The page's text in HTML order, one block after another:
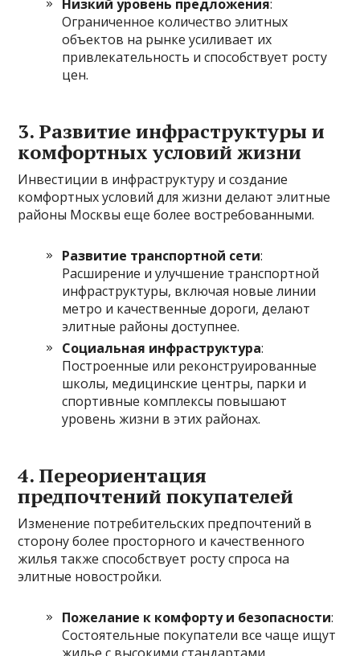
Низкий уровень предложения:
Ограниченное количество элитных
объектов на рынке усиливает их
привлекательность и способствует росту
цен.
3. Развитие инфраструктуры и
комфортных условий жизни
Инвестиции в инфраструктуру и создание
комфортных условий для жизни делают элитные
районы Москвы еще более востребованными.
Развитие транспортной сети:
Расширение и улучшение транспортной
инфраструктуры, включая новые линии
метро и качественные дороги, делают
элитные районы доступнее.
Социальная инфраструктура:
Построенные или реконструированные
школы, медицинские центры, парки и
спортивные комплексы повышают
уровень жизни в этих районах.
4. Переориентация
предпочтений покупателей
Изменение потребительских предпочтений в
сторону более просторного и качественного
жилья также способствует росту спроса на
элитные новостройки.
Пожелание к комфорту и безопасности:
Состоятельные покупатели все чаще ищут